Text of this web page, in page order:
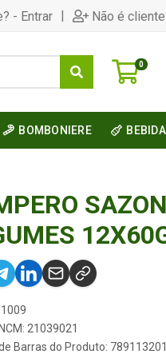
- Entrar | Não é
0
BOMBONIERE BEBIDA
21039021
Barras do Produto: